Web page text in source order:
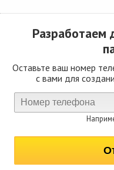
Разработаем
Оставьте ваш номер
с вами для